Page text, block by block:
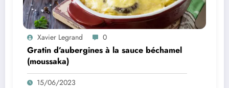
Xavier Legrand 0
Gratin d’aubergines à la sauce béchamel
(moussaka)
15/06/2023